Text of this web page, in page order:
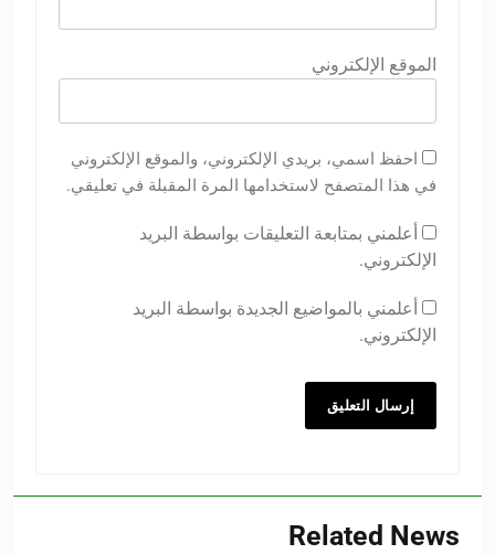
الموقع الإلكتروني
احفظ اسمي، بريدي الإلكتروني، والموقع الإلكتروني
في هذا المتصفح لاستخدامها المرة المقبلة في تعليقي.
أعلمني بمتابعة التعليقات بواسطة البريد
الإلكتروني.
أعلمني بالمواضيع الجديدة بواسطة البريد
الإلكتروني.
Related News